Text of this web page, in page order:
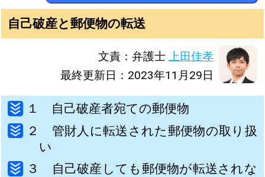
自己破産と郵便物の転送
文責：弁護士 上田佳孝
最終更新日：2023年11月29日
１ 自己破産者宛ての郵便物
２ 管財人に転送された郵便物の取り扱
い
３ 自己破産しても郵便物が転送されな